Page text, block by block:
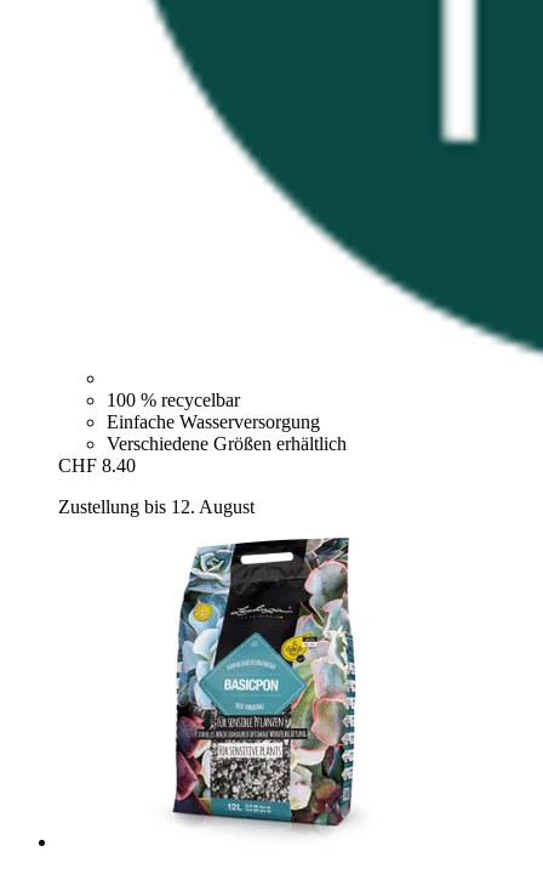
100 % recycelbar
Einfache Wasserversorgung
Verschiedene Größen erhältlich
CHF 8.40
Zustellung bis 12. August